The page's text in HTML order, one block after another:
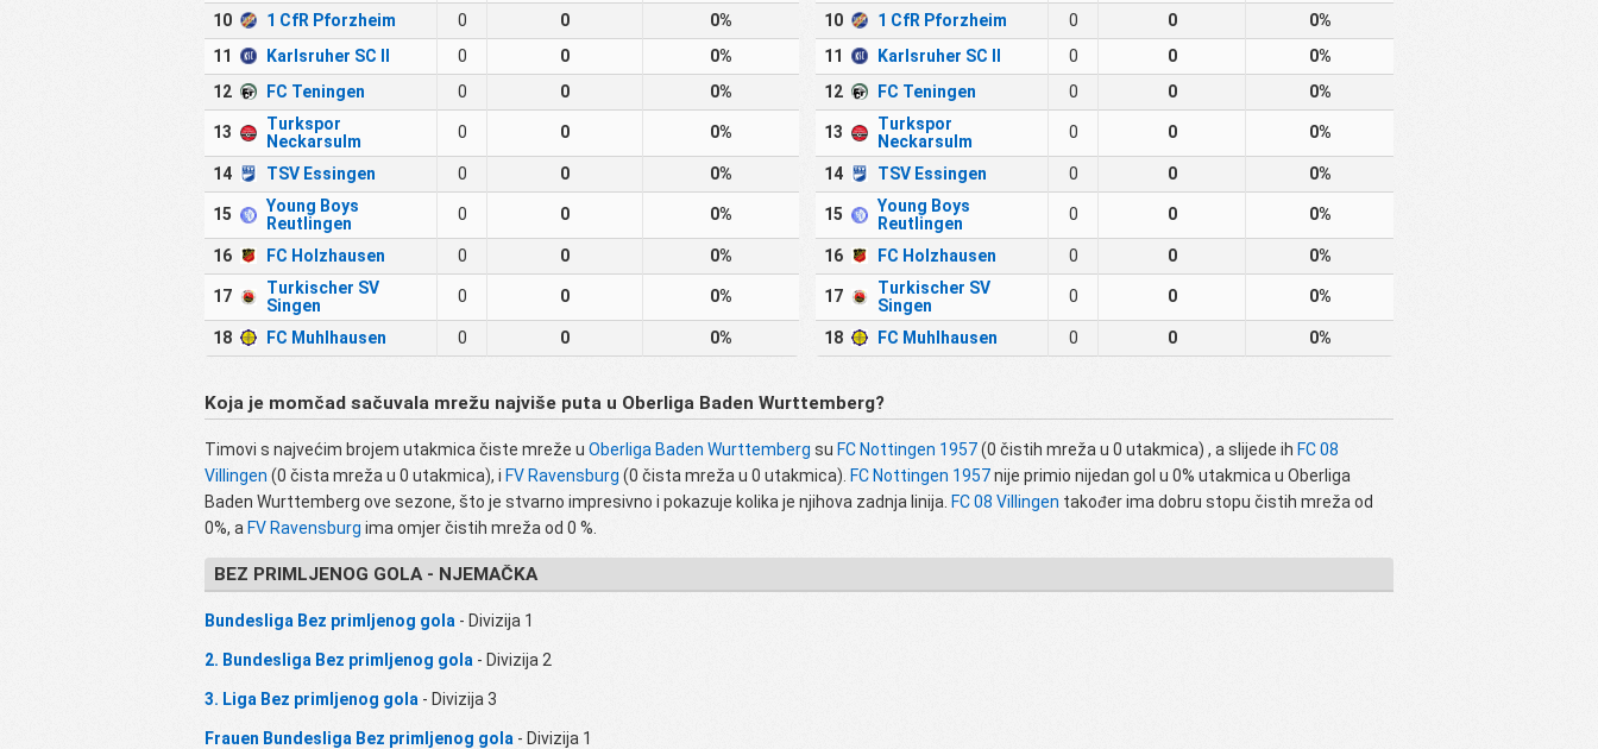
10 1 CfR Pforzheim 0 0
0%
11
Karlsruher SC II 0 0
0%
12
FC Teningen 0 0 0%
13
Turkspor
Neckarsulm
0 0 0%
14 TSV Essingen 0 0 0%
15
Young Boys
Reutlingen
0 0 0%
16 FC Holzhausen 0 0 0%
17
Turkischer SV
Singen
0 0 0%
18 FC Muhlhausen 0 0 0%
10 1 CfR Pforzheim 0 0
0%
11
Karlsruher SC II 0 0
0%
12
FC Teningen 0 0 0%
13
Turkspor
Neckarsulm
0 0 0%
14 TSV Essingen 0 0 0%
15
Young Boys
Reutlingen
0 0 0%
16 FC Holzhausen 0 0 0%
17
Turkischer SV
Singen
0 0 0%
18 FC Muhlhausen 0 0 0%
Koja je momčad sačuvala mrežu najviše puta u Oberliga Baden Wurttemberg?
Timovi s najvećim brojem utakmica čiste mreže u Oberliga Baden Wurttemberg su FC Nottingen 1957(0 čistih mreža u 0 utakmica) , a slijede ih FC 08
Villingen (0 čista mreža u 0 utakmica), i FV Ravensburg (0 čista mreža u 0 utakmica). FC Nottingen 1957nije primio nijedan gol u 0% utakmica u Oberliga
Baden Wurttemberg ove sezone, što je stvarno impresivno i pokazuje kolika je njihova zadnja linija. FC 08 Villingen također ima dobru stopu čistih mreža od
0%, a FV Ravensburg ima omjer čistih mreža od 0 %.
BEZ PRIMLJENOG GOLA - NJEMAČKA
Bundesliga Bez primljenog gola - Divizija 1
2. Bundesliga Bez primljenog gola - Divizija 2
3. Liga Bez primljenog gola - Divizija 3
Frauen Bundesliga Bez primljenog gola - Divizija 1